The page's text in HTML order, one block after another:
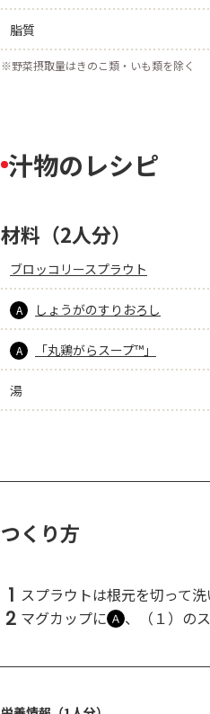
脂質
※野菜摂取量はきのこ類・いも類を除く
汁物のレシピ
材料（2人分）
ブロッコリースプラウト
A しょうがのすりおろし
A 「丸鶏がらスープ™」
湯
つくり方
1 スプラウトは根元を切って洗
2 マグカップに Ａ 、（１）の